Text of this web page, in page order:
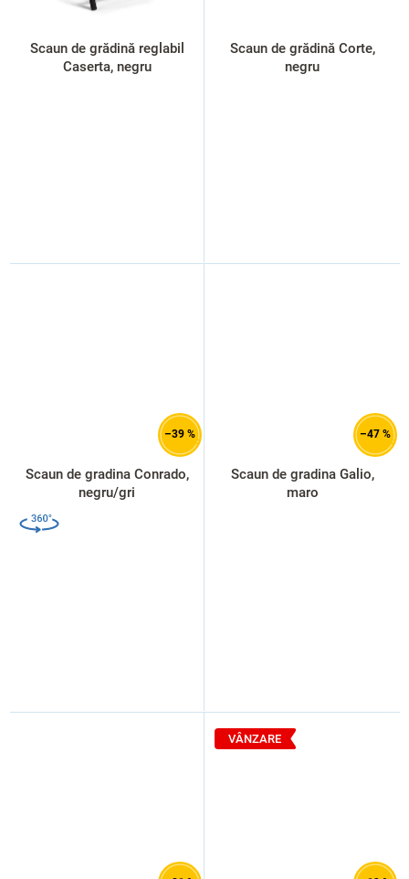
Scaun de grădină reglabil
Caserta, negru
Scaun de grădină Corte,
negru
–39 %
Scaun de gradina Conrado,
negru/gri
–47 %
Scaun de gradina Galio,
maro
VÂNZARE